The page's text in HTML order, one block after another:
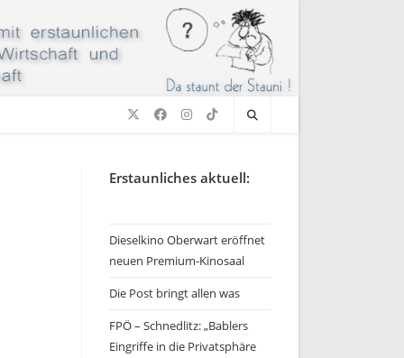
Erstaunliches aktuell:
Dieselkino Oberwart eröffnet
neuen Premium-Kinosaal
Die Post bringt allen was
FPÖ – Schnedlitz: „Bablers
Eingriffe in die Privatsphäre